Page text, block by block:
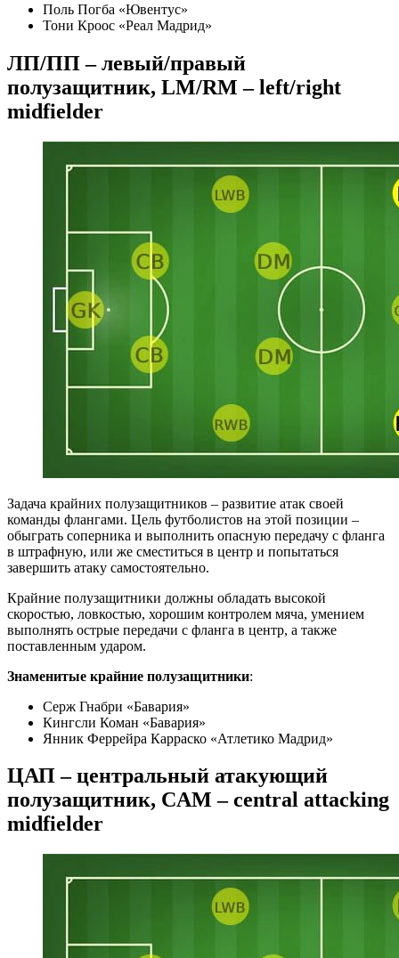
Поль Погба «Ювентус»
Тони Кроос «Реал Мадрид»
ЛП/ПП – левый/правый
полузащитник, LM/RM – left/right
midfielder
Задача крайних полузащитников – развитие атак своей
команды флангами. Цель футболистов на этой позиции –
обыграть соперника и выполнить опасную передачу с фланга
в штрафную, или же сместиться в центр и попытаться
завершить атаку самостоятельно.
Крайние полузащитники должны обладать высокой
скоростью, ловкостью, хорошим контролем мяча, умением
выполнять острые передачи с фланга в центр, а также
поставленным ударом.
Знаменитые крайние полузащитники:
Серж Гнабри «Бавария»
Кингсли Коман «Бавария»
Янник Феррейра Карраско «Атлетико Мадрид»
ЦАП – центральный атакующий
полузащитник, CAM – central attacking
midfielder